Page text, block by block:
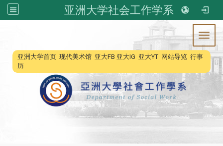
亚洲大学社会工作学系
::: 亚洲大学首页 现代美术馆 亚大FB 亚大IG 亚大YT 网站导览 行事
历